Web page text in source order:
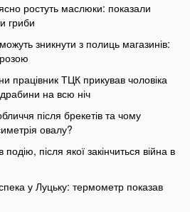
ростуть маслюки: показали
гриби
зникнути з полиць магазинів:
працівник ТЦК прикував чоловіка
на всю ніч
після брекетів та чому
овалу?
після якої закінчиться війна в
у Луцьку: термометр показав